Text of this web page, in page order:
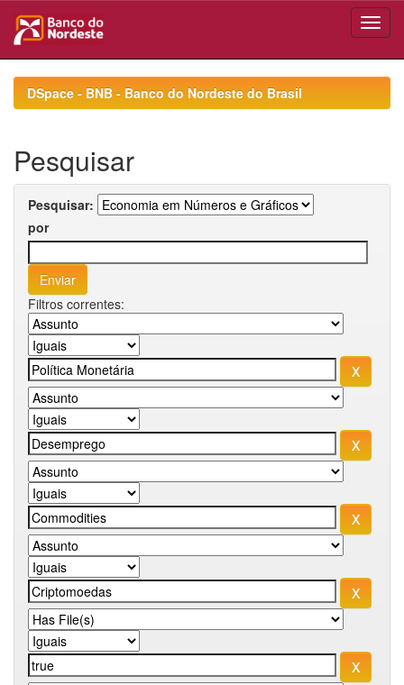
navigationDSpace - BNB - Banco do Nordeste do Brasil
Pesquisar
Pesquisar:
por
Filtros correntes: